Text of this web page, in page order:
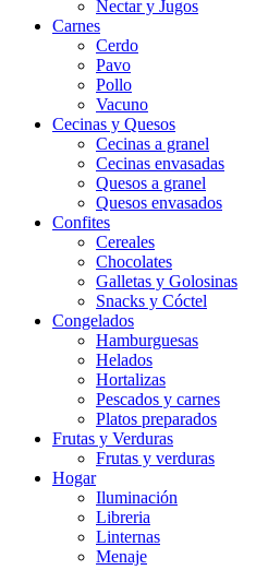
Nectar y Jugos
Carnes
Cerdo
Pavo
Pollo
Vacuno
Cecinas y Quesos
Cecinas a granel
Cecinas envasadas
Quesos a granel
Quesos envasados
Confites
Cereales
Chocolates
Galletas y Golosinas
Snacks y Cóctel
Congelados
Hamburguesas
Helados
Hortalizas
Pescados y carnes
Platos preparados
Frutas y Verduras
Frutas y verduras
Hogar
Iluminación
Libreria
Linternas
Menaje